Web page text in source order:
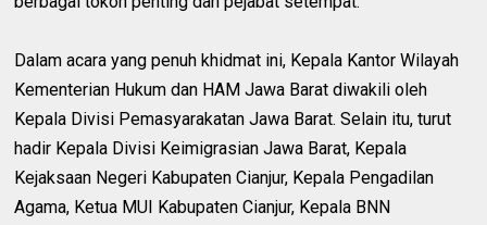
Dalam acara yang penuh khidmat ini, Kepala Kantor Wilayah
Kementerian Hukum dan HAM Jawa Barat diwakili oleh
Kepala Divisi Pemasyarakatan Jawa Barat. Selain itu, turut
hadir Kepala Divisi Keimigrasian Jawa Barat, Kepala
Kejaksaan Negeri Kabupaten Cianjur, Kepala Pengadilan
Agama, Ketua MUI Kabupaten Cianjur, Kepala BNN